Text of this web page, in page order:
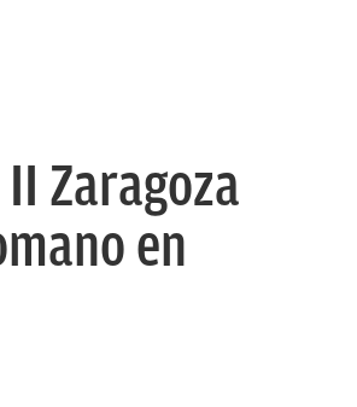
Zaragoza
en